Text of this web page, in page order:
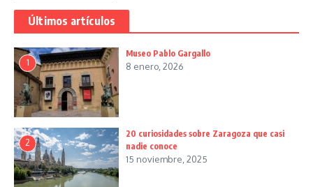
Últimos artículos
1
Museo Pablo Gargallo
8 enero, 2026
2
20 curiosidades sobre Zaragoza que casi
nadie conoce
15 noviembre, 2025